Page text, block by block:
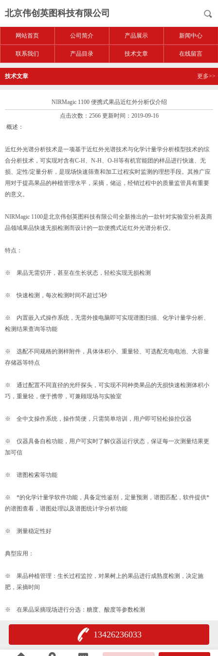
北京伟创英图科技有限公司
网站首页 公司简介 产品展示 新闻中心
联系我们 产品目录 技术文章 在线留言
技术文章 更多>>
NIRMagic 1100 便携式果品近红外分析仪介绍
点击次数：2566 更新时间：2019-09-16
概述：
近红外光谱分析技术是一项基于近红外光谱技术与化学计量学分析模型技术的综
合分析技术，可实现对含有C-H、N-H、O-H等有机官能团的样品进行快速、无
损、定性/定量分析，是现场快速筛查和加工过程实时监测的理想手段。其推广应
用对于提高果品的种植管理水平，采摘，储运，经销过程中的质量监管具有重要
的意义。
NIRMagic 1100是北京伟创英图科技有限公司全新推出的一款针对实验室分析及商
品领域果品快速无损检测而设计的一款便携式近红外光谱分析仪。
特点：
※ 果品无需切开，甚至在生长状态，轻松实现无损检测
※ 快速检测，每次检测时间不超过5秒
※ 内置嵌入式操作系统，无需外接电脑即可实现谱图扫描、化学计量学分析、
检测结果查询等功能
※ 选配不同规格的测样附件，具体体积小、重量轻、可选配充电电池、大容量
存储器等特点
※ 通过配置不同直径的光纤探头，可实现不同种类果品的无损快速检测体积小
巧，重量轻，便于携带，可兼顾现场与实验室
※ 全中文操作系统，操作简便，只需简单培训，用户即可轻松操控仪器
※ 仪器具备自检功能，用户可实时了解仪器运行状态，保证每一次测量结果更
加可信
※ 谱图检索等功能
※ *的化学计量学软件功能，具备定性鉴别，定量预测，谱图匹配，软件提供*
的谱图查看，谱图处理以及谱图统计学分析功能
※ 测量稳定性好
典型应用：
※ 果品种植管理：生长过程监控，对果树上的果品进行成熟度检测，决定施
肥，采摘时间
※ 在果品采摘现场进行分选：糖度、酸度等参数检测
13426236033